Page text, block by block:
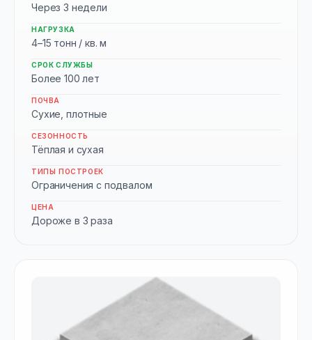
Через 3 недели
НАГРУЗКА
4–15 тонн / кв. м
СРОК СЛУЖБЫ
Более 100 лет
ПОЧВА
Сухие, плотные
СЕЗОННОСТЬ
Тёплая и сухая
ТИПЫ ПОСТРОЕК
Ограничения с подвалом
ЦЕНА
Дороже в 3 раза